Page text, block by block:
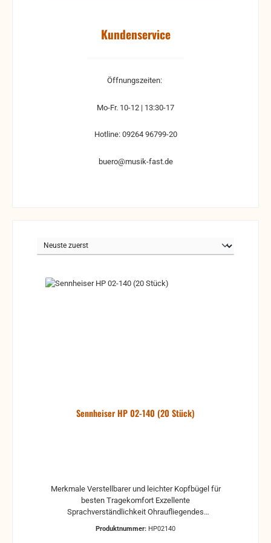
Kundenservice
Öffnungszeiten:
Mo-Fr. 10-12 | 13:30-17
Hotline: 09264 96799-20
buero@musik-fast.de
Sennheiser HP 02-140 (20 Stück)
Merkmale Verstellbarer und leichter Kopfbügel für
besten Tragekomfort Exzellente
Sprachverständlichkeit Ohraufliegendes
Produktnummer: HP02140